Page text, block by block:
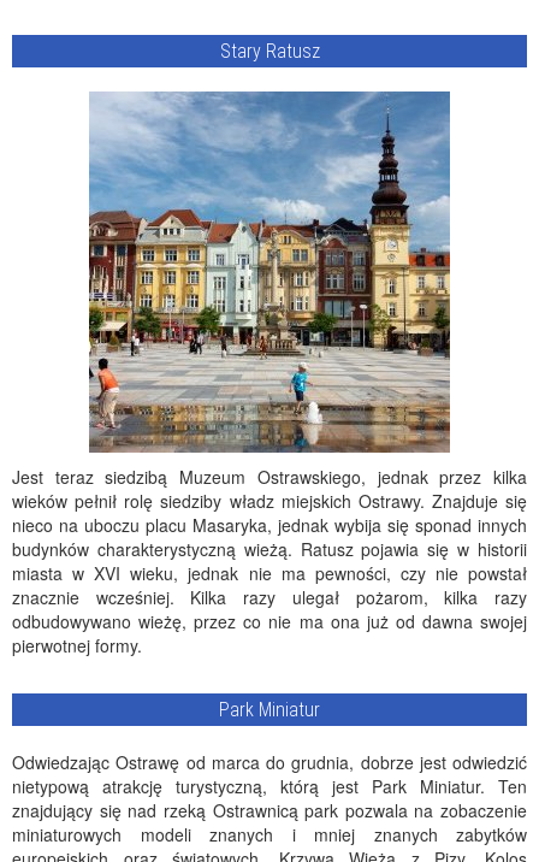
Stary Ratusz
Jest teraz siedzibą Muzeum Ostrawskiego, jednak przez kilka
wieków pełnił rolę siedziby władz miejskich Ostrawy. Znajduje się
nieco na uboczu placu Masaryka, jednak wybija się sponad innych
budynków charakterystyczną wieżą. Ratusz pojawia się w historii
miasta w XVI wieku, jednak nie ma pewności, czy nie powstał
znacznie wcześniej. Kilka razy ulegał pożarom, kilka razy
odbudowywano wieżę, przez co nie ma ona już od dawna swojej
pierwotnej formy.
Park Miniatur
Odwiedzając Ostrawę od marca do grudnia, dobrze jest odwiedzić
nietypową atrakcję turystyczną, którą jest Park Miniatur. Ten
znajdujący się nad rzeką Ostrawnicą park pozwala na zobaczenie
miniaturowych modeli znanych i mniej znanych zabytków